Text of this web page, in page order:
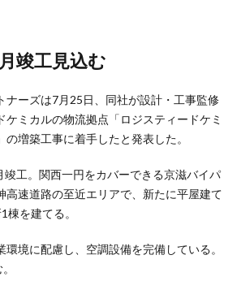
竣工見込む
ナーズは7月25日、同社が設計・工事監修
ケミカルの物流拠点「ロジスティードケミ
増築工事に着手したと発表した。
工。関西一円をカバーできる京滋バイパ
高速道路の至近エリアで、新たに平屋建て
を建てる。
境に配慮し、空調設備を完備している。